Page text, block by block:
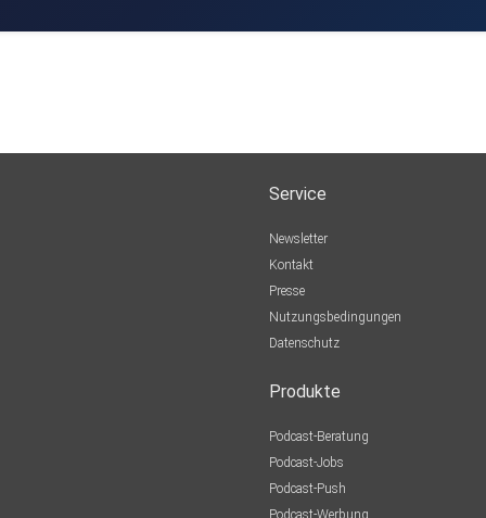
Service
Newsletter
Kontakt
Presse
Nutzungsbedingungen
Datenschutz
Produkte
Podcast-Beratung
Podcast-Jobs
Podcast-Push
Podcast-Werbung